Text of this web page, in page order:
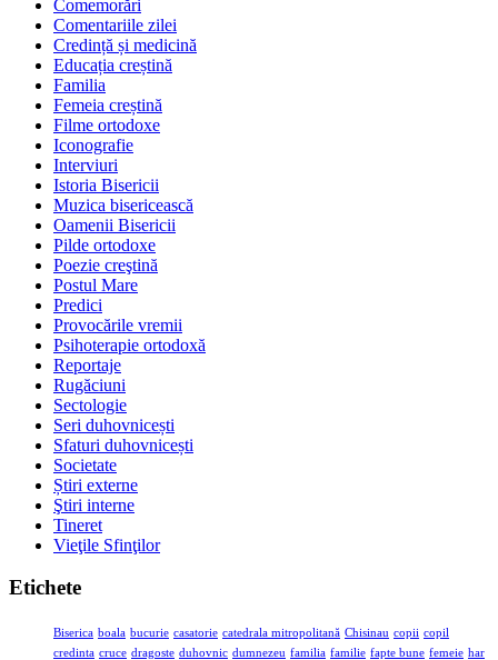
Comemorări
Comentariile zilei
Credință și medicină
Educația creștină
Familia
Femeia creștină
Filme ortodoxe
Iconografie
Interviuri
Istoria Bisericii
Muzica bisericească
Oamenii Bisericii
Pilde ortodoxe
Poezie creştină
Postul Mare
Predici
Provocările vremii
Psihoterapie ortodoxă
Reportaje
Rugăciuni
Sectologie
Seri duhovnicești
Sfaturi duhovnicești
Societate
Știri externe
Ştiri interne
Tineret
Vieţile Sfinţilor
Etichete
Biserica boala bucurie casatorie catedrala mitropolitană Chisinau copii copil
credinta cruce dragoste duhovnic dumnezeu familia familie fapte bune femeie har